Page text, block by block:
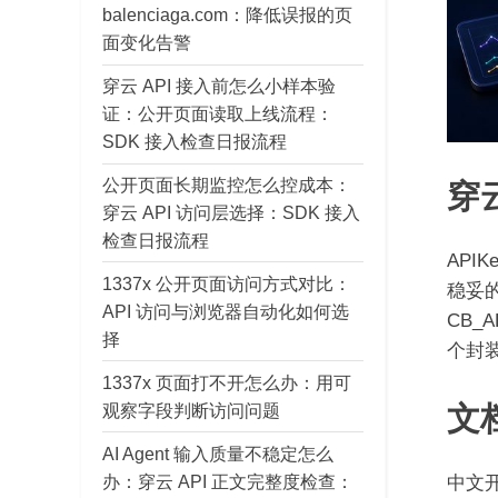
穿
稳妥
个封
文
中文
balenciaga.com：降低误报的页
面变化告警
穿云 API 接入前怎么小样本验
证：公开页面读取上线流程：
SDK 接入检查日报流程
公开页面长期监控怎么控成本：
穿云 API 访问层选择：SDK 接入
检查日报流程
1337x 公开页面访问方式对比：
API 访问与浏览器自动化如何选
择
1337x 页面打不开怎么办：用可
观察字段判断访问问题
AI Agent 输入质量不稳定怎么
办：穿云 API 正文完整度检查：